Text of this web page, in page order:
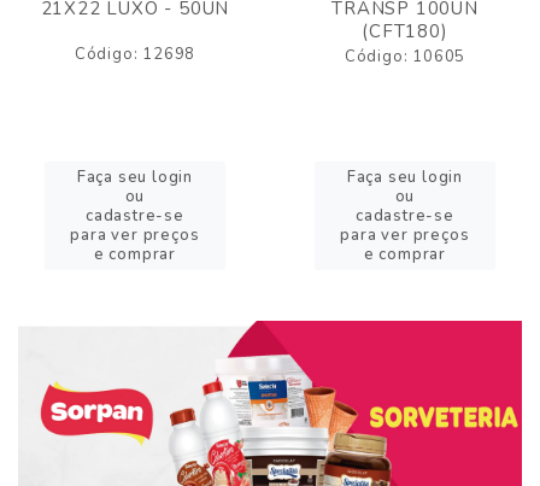
21X22 LUXO - 50UN
Código: 12698
Faça seu login
ou
cadastre-se
para ver preços
e comprar
TRANSP 100UN
(CFT180)
Código: 10605
Faça seu login
ou
cadastre-se
para ver preços
e comprar